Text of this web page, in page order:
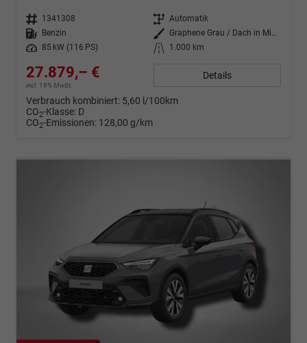
Fahrzeugnr. 1341308 Getriebe Automatik
Kraftstoff
Benzin Außenfarbe
Graphene Grau / Dach in Midnight Schwarz
Leistung
85 kW (116 PS) Kilometerstand 1.000 km
27.879,– €
incl. 19% MwSt.
Details
Verbrauch kombiniert: 5,60 l/100km
CO2-Klasse: D
CO2-Emissionen: 128,00 g/km